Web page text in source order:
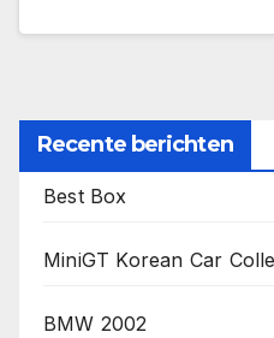
Recente berichten
Best Box
MiniGT Korean Car
BMW 2002